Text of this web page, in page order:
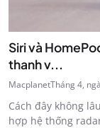
Siri và
thanh v...
MacplanetTháng 4,
Cách đây không
hợp hệ thống